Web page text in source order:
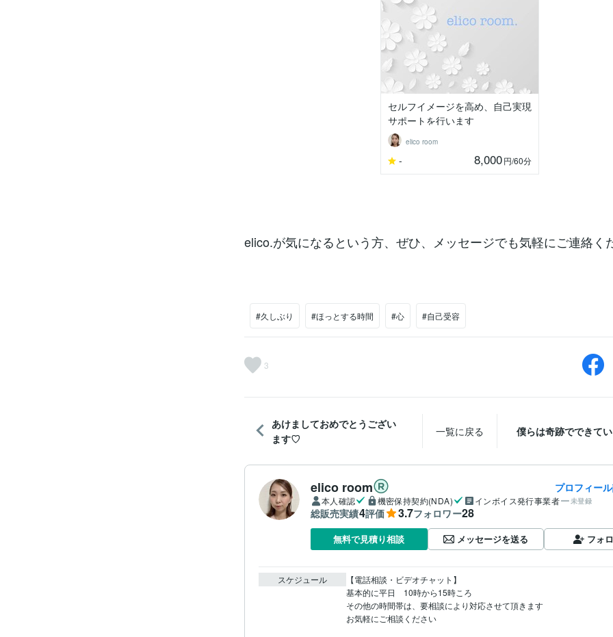
セルフイメージを高め、自己実現
サポートを行います
elico room
- 8,000円/60分
elico.が気になるという方、ぜひ、メッセージでも気軽にご連絡
#久しぶり #ほっとする時間 #心 #自己受容
3
あけましておめでとうござい
ます♡
一覧に戻る 僕らは奇跡でできて
elico room プロフィー
本人確認 機密保持契約(NDA) インボイス発行事業者 未登録
総販売実績4評価 3.7フォロワー28
無料で見積り相談 メッセージを送る フォ
スケジュール
【電話相談・ビデオチャット】
基本的に平日　10時から15時ころ
その他の時間帯は、要相談により対応させて頂きます
お気軽にご相談ください